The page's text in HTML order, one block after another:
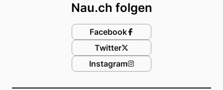
Nau.ch folgen
Facebook
Twitter
Instagram